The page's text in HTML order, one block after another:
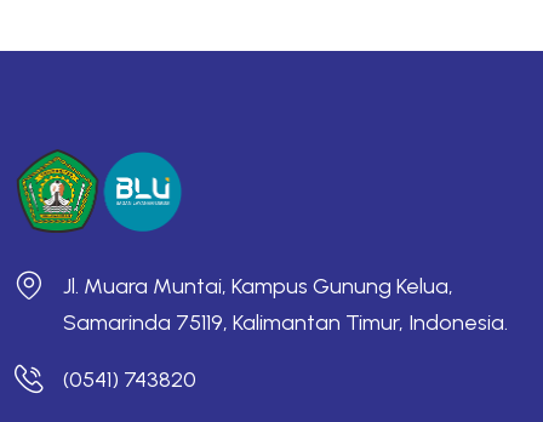
Jl. Muara Muntai, Kampus Gunung Kelua,
Samarinda 75119, Kalimantan Timur, Indonesia.
(0541) 743820